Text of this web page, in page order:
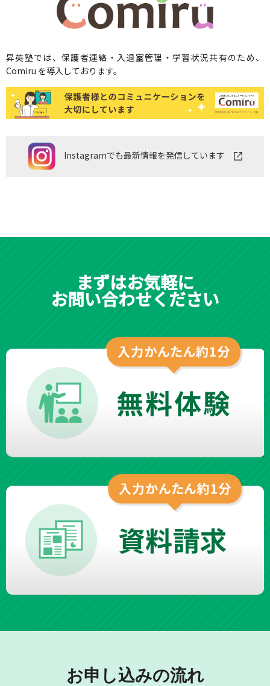
昇英塾では、保護者連絡・入退室管理・学習状況共有のため、
Comiru を導入しております。
Instagramでも最新情報を発信しています
まずはお気軽に
お問い合わせください
お申し込みの流れ